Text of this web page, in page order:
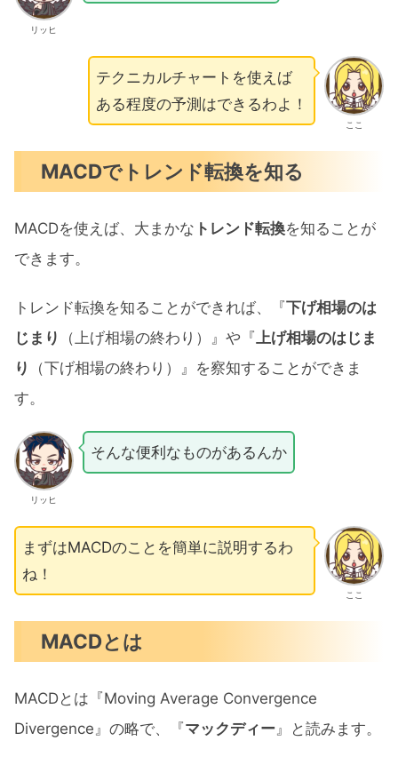
リッヒ
ここ
テクニカルチャートを使えば
ある程度の予測はできるわよ！
MACDでトレンド転換を知る
MACDを使えば、大まかな トレンド転換を知ることが
できます。
トレンド転換を知ることができれば、『下げ相場のは
じまり
（上げ相場の終わり）』や『 上げ相場のはじま
り
（下げ相場の終わり）』を察知することができま
す。
リッヒ
そんな便利なものがあるんか
ここ
まずはMACDのことを簡単に説明するわ
ね！
MACDとは
MACDとは『Moving Average Convergence
Divergence』の略で、『マックディー』と読みます。